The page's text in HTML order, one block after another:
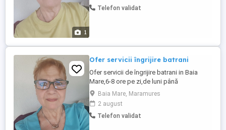
1
Telefon validat
Ofer servicii îngrijire batrani
Ofer servicii de îngrijire batrani in Baia
Mare,6-8 ore pe zi,de luni până
vineri.Experienta de peste 20 ani,diplomă
infirmieră.
Baia Mare, Maramures
2 august
Telefon validat